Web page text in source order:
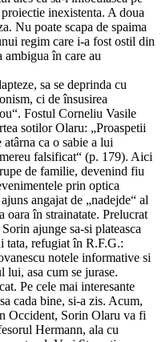
inexistenta. A doua
Nu poate scapa de spaima
regim care i-a fost ostil din
în care au
sa se deprinda cu
ci de însusirea
Fostul Corneliu Vasile
sotilor Olaru: „Proaspetii
ca o sabie a lui
falsificat“ (p. 179). Aici
de familie, devenind fiu
prin optica
angajat de „nadejde“ al
în strainatate. Prelucrat
ajunge sa-si plateasca
tata, refugiat în R.F.G.:
notele informative si
lui, asa cum se jurase.
Pe cele mai interesante
cada bine, si-a zis. Acum,
Occident, Sorin Olaru va fi
Hermann, ala cu